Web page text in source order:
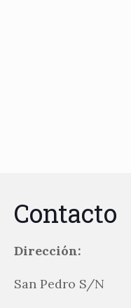
Contacto
Dirección:
San Pedro S/N